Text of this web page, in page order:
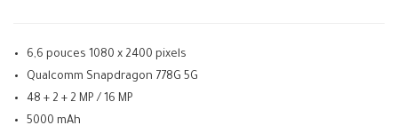
6,6 pouces 1080 x 2400 pixels
Qualcomm Snapdragon 778G 5G
48 + 2 + 2 MP / 16 MP
5000 mAh